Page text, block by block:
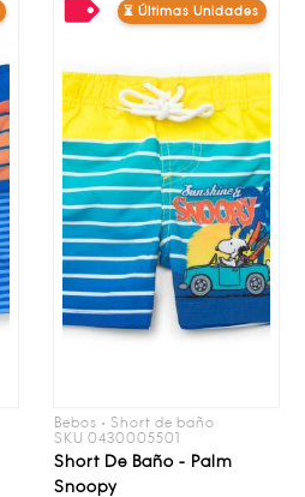
⏳ Últimas Unidades
Bebos • Short de baño
SKU 0430005501
Short De Baño - Palm
Snoopy